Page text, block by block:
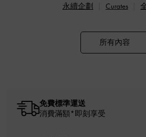
永續企劃
Curates
所有內容
免費標準運送
消費滿額*即刻享受